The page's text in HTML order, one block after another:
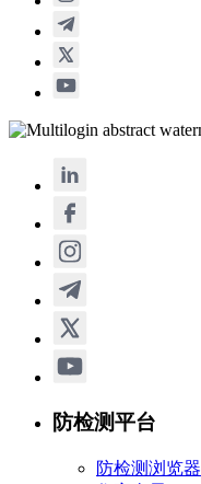
防检测平台
防检测浏览器